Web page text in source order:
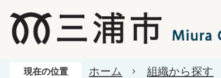
現在の位置 ホーム 組織から探す